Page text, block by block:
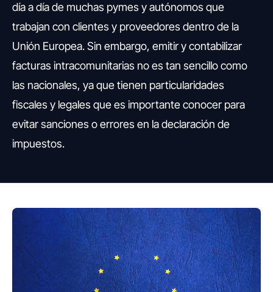
día a día de muchas pymes y autónomos que
trabajan con clientes y proveedores dentro de la
Unión Europea. Sin embargo, emitir y contabilizar
facturas intracomunitarias no es tan sencillo como
las nacionales, ya que tienen particularidades
fiscales y legales que es importante conocer para
evitar sanciones o errores en la declaración de
impuestos.